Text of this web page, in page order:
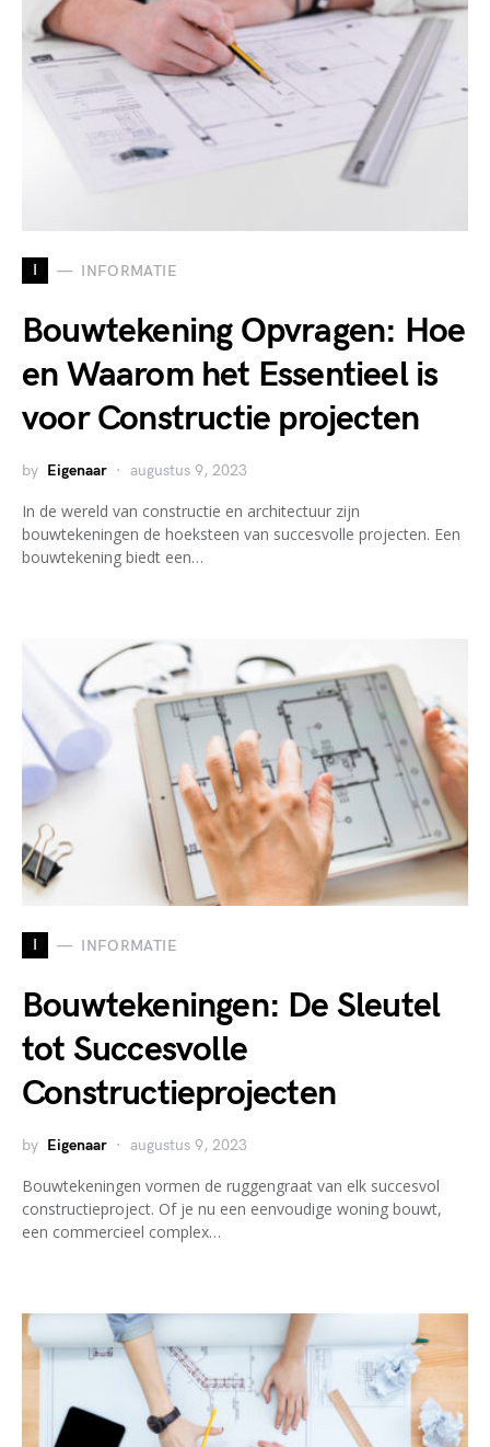
I INFORMATIE
Bouwtekening Opvragen: Hoe
en Waarom het Essentieel is
voor Constructie projecten
by Eigenaar augustus 9, 2023
In de wereld van constructie en architectuur zijn
bouwtekeningen de hoeksteen van succesvolle projecten. Een
bouwtekening biedt een…
I INFORMATIE
Bouwtekeningen: De Sleutel
tot Succesvolle
Constructieprojecten
by Eigenaar augustus 9, 2023
Bouwtekeningen vormen de ruggengraat van elk succesvol
constructieproject. Of je nu een eenvoudige woning bouwt,
een commercieel complex…